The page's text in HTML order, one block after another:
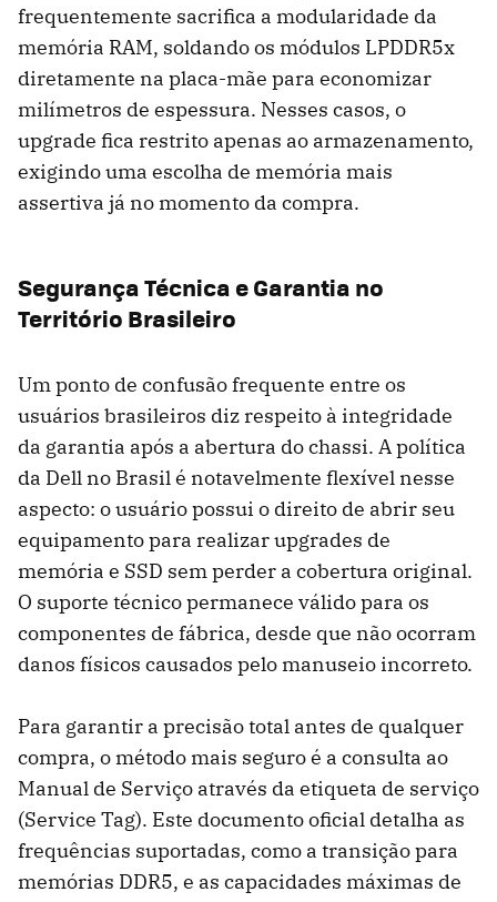
frequentemente sacrifica a modularidade da
memória RAM, soldando os módulos LPDDR5x
diretamente na placa-mãe para economizar
milímetros de espessura. Nesses casos, o
upgrade fica restrito apenas ao armazenamento,
exigindo uma escolha de memória mais
assertiva já no momento da compra.
Segurança Técnica e Garantia no
Território Brasileiro
Um ponto de confusão frequente entre os
usuários brasileiros diz respeito à integridade
da garantia após a abertura do chassi. A política
da Dell no Brasil é notavelmente flexível nesse
aspecto: o usuário possui o direito de abrir seu
equipamento para realizar upgrades de
memória e SSD sem perder a cobertura original.
O suporte técnico permanece válido para os
componentes de fábrica, desde que não ocorram
danos físicos causados pelo manuseio incorreto.
Para garantir a precisão total antes de qualquer
compra, o método mais seguro é a consulta ao
Manual de Serviço através da etiqueta de serviço
(Service Tag). Este documento oficial detalha as
frequências suportadas, como a transição para
memórias DDR5, e as capacidades máximas de